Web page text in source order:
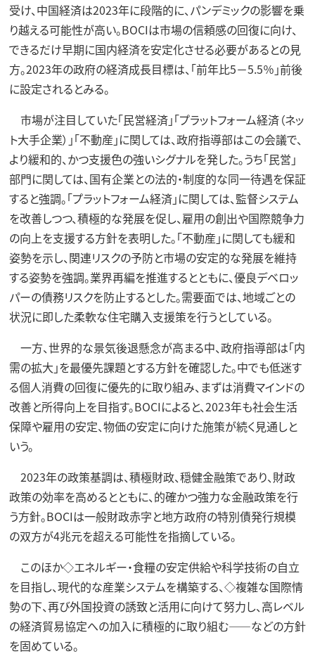
受け、中国経済は2023年に段階的に、パンデミックの影響を乗
り越える可能性が高い。BOCIは市場の信頼感の回復に向け、
できるだけ早期に国内経済を安定化させる必要があるとの見
方。2023年の政府の経済成長目標は、「前年比5－5.5％」前後
に設定されるとみる。
市場が注目していた「民営経済」「プラットフォーム経済（ネッ
ト大手企業）」「不動産」に関しては、政府指導部はこの会議で、
より緩和的、かつ支援色の強いシグナルを発した。うち「民営」
部門に関しては、国有企業との法的・制度的な同一待遇を保証
すると強調。「プラットフォーム経済」に関しては、監督システム
を改善しつつ、積極的な発展を促し、雇用の創出や国際競争力
の向上を支援する方針を表明した。「不動産」に関しても緩和
姿勢を示し、関連リスクの予防と市場の安定的な発展を維持
する姿勢を強調。業界再編を推進するとともに、優良デベロッ
パーの債務リスクを防止するとした。需要面では、地域ごとの
状況に即した柔軟な住宅購入支援策を行うとしている。
一方、世界的な景気後退懸念が高まる中、政府指導部は「内
需の拡大」を最優先課題とする方針を確認した。中でも低迷す
る個人消費の回復に優先的に取り組み、まずは消費マインドの
改善と所得向上を目指す。BOCIによると、2023年も社会生活
保障や雇用の安定、物価の安定に向けた施策が続く見通しと
いう。
2023年の政策基調は、積極財政、穏健金融策であり、財政
政策の効率を高めるとともに、的確かつ強力な金融政策を行
う方針。BOCIは一般財政赤字と地方政府の特別債発行規模
の双方が4兆元を超える可能性を指摘している。
このほか◇エネルギー・食糧の安定供給や科学技術の自立
を目指し、現代的な産業システムを構築する、◇複雑な国際情
勢の下、再び外国投資の誘致と活用に向けて努力し、高レベル
の経済貿易協定への加入に積極的に取り組む――などの方針
を固めている。